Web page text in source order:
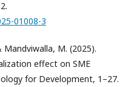
01008-3
M. (2025).
effect on SME
for Development, 1–27.